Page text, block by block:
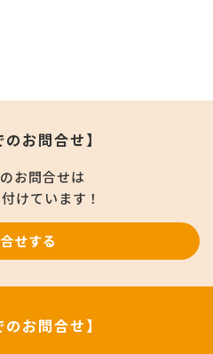
のお問合せ】
お問合せは
けています！
せする
のお問合せ】